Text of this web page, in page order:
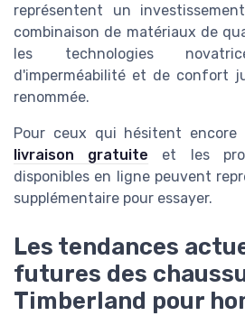
représentent un
combinaison de matériaux de
les technologies
d'imperméabilité et de confort
renommée.
Pour ceux qui hésitent
livraison gratuite et les
disponibles en ligne peuvent
supplémentaire pour essayer.
Les tendances
futures des
Timberland pour